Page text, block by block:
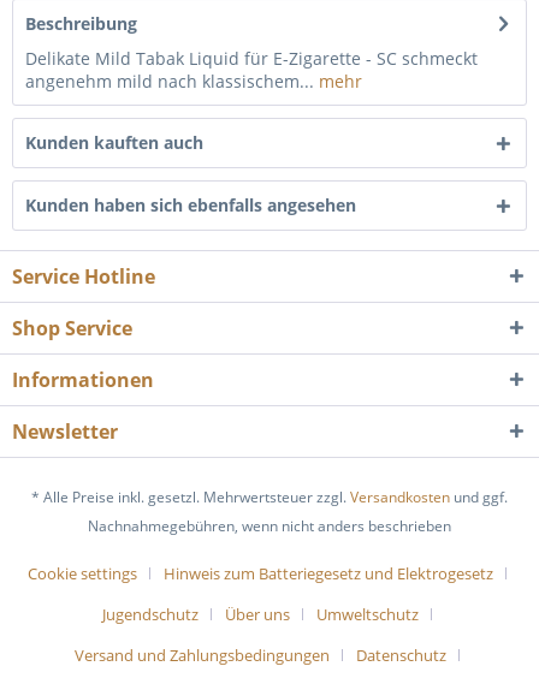
Beschreibung
Delikate Mild Tabak Liquid für E-Zigarette - SC schmeckt
angenehm mild nach klassischem... mehr
Kunden kauften auch
Kunden haben sich ebenfalls angesehen
Service Hotline
Shop Service
Informationen
Newsletter
* Alle Preise inkl. gesetzl. Mehrwertsteuer zzgl.Versandkosten und ggf.
Nachnahmegebühren, wenn nicht anders beschrieben
Cookie settings
Hinweis zum Batteriegesetz und Elektrogesetz
Jugendschutz
Über uns
Umweltschutz
Versand und Zahlungsbedingungen
Datenschutz